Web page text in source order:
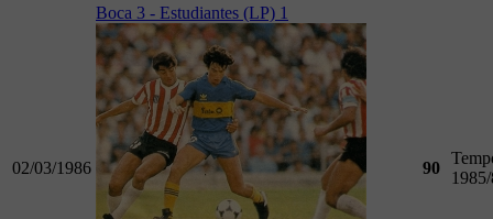
02/03/1986
Boca 3 - Estudiantes (LP) 1
90